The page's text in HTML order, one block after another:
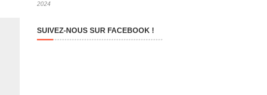
2024
SUIVEZ-NOUS SUR FACEBOOK !